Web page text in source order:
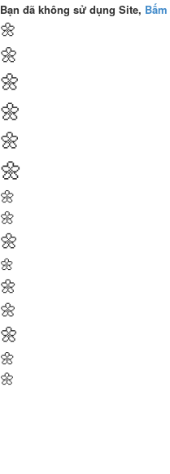
Bạn đã không sử dụng Site,
🌼
🌼
🌼
🌼
🌼
🌼
🌼
🌼
🌼
🌼
🌼
🌼
🌼
🌼
🌼